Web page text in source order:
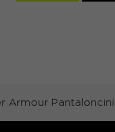
Armour